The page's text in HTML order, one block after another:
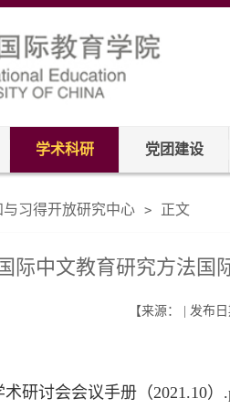
学术科研 党团建设
习得开放研究中心 > 正文
际中文教育研究方法国
【来源： | 发布日
研讨会会议手册（2021.10）